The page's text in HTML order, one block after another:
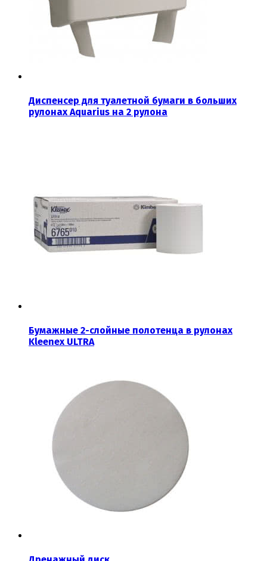
Диспенсер для туалетной бумаги в больших
рулонах Aquarius на 2 рулона
Бумажные 2-слойные полотенца в рулонах
Kleenex ULTRA